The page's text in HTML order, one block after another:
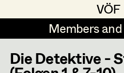
VÖF
VÖF
Members
Members
DE EN
Die Detektive -